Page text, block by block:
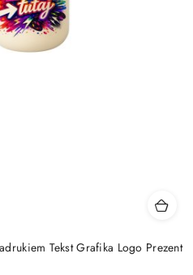
Tekst Grafika Logo Prezent